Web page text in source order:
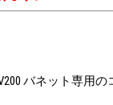
バネット専用